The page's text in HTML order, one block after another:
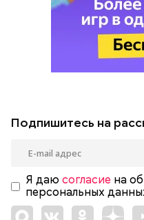
Подпишитесь на
Я даю согласие на
персональных